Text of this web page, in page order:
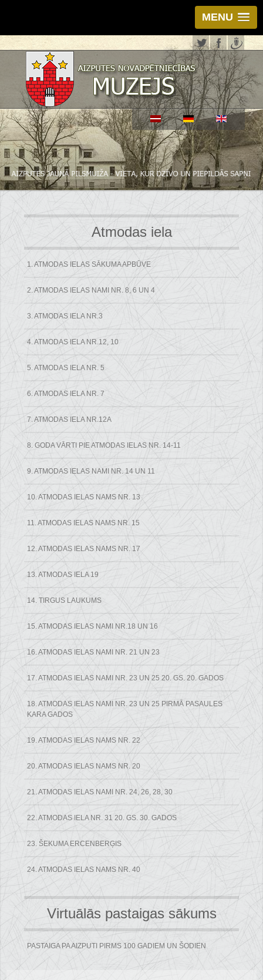
MENU
Atmodas iela
1. ATMODAS IELAS SĀKUMA APBŪVE
2. ATMODAS IELAS NAMI NR. 8, 6 UN 4
3. ATMODAS IELA NR.3
4. ATMODAS IELA NR.12, 10
5. ATMODAS IELA NR. 5
6. ATMODAS IELA NR. 7
7. ATMODAS IELA NR.12A
8. GODA VĀRTI PIE ATMODAS IELAS NR. 14-11
9. ATMODAS IELAS NAMI NR. 14 UN 11
10. ATMODAS IELAS NAMS NR. 13
11. ATMODAS IELAS NAMS NR. 15
12. ATMODAS IELAS NAMS NR. 17
13. ATMODAS IELA 19
14. TIRGUS LAUKUMS
15. ATMODAS IELAS NAMI NR.18 UN 16
16. ATMODAS IELAS NAMI NR. 21 UN 23
17. ATMODAS IELAS NAMI NR. 23 UN 25 20. GS. 20. GADOS
18. ATMODAS IELAS NAMI NR. 23 UN 25 PIRMĀ PASAULES
KARA GADOS
19. ATMODAS IELAS NAMS NR. 22
20. ATMODAS IELAS NAMS NR. 20
21. ATMODAS IELAS NAMI NR. 24, 26, 28, 30
22. ATMODAS IELA NR. 31 20. GS. 30. GADOS
23. ŠEKUMA ERCENBERĢIS
24. ATMODAS IELAS NAMS NR. 40
Virtuālās pastaigas sākums
PASTAIGA PA AIZPUTI PIRMS 100 GADIEM UN ŠODIEN